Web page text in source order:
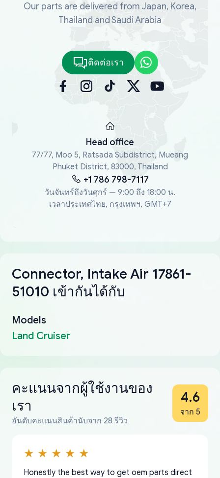
Our parts are delivered from Japan, Korea,
Thailand and Saudi Arabia
ติดต่อเรา
Head office
77/77, Moo 5, Ratsada Subdistrict, Mueang
Phuket District, 83000, Thailand
+1 786 798-7117
วันจันทร์ถึงวันศุกร์ — 9:00 ถึง 18:00 น.
เวลาประเทศไทย, กรุงเทพฯ, GMT+7
Connector, Intake Air 17861-
51010 เข้ากันได้กับ
Models
Land Cruiser
คะแนนจากผู้ใช้งานของ
เรา
อันดับคะแนนสินค้านับจาก 28 รีวิว
4.6
จาก 5
Honestly the best way to get oem parts direct